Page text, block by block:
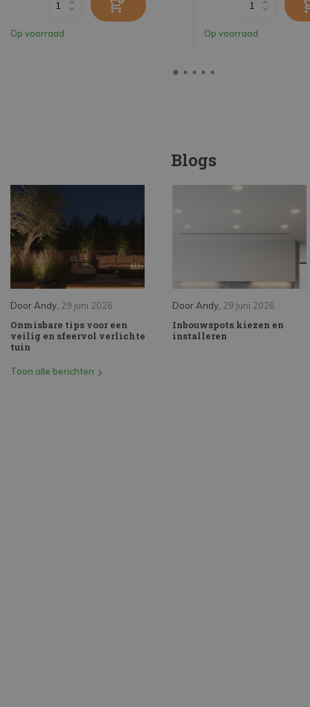
Op voorraad Op voorraad
Blogs
DoorAndy, 29 juni 2026
Onmisbare tips voor een
veilig en sfeervol verlichte
tuin
DoorAndy, 29 juni 2026
Inbouwspots kiezen en
installeren
Toon alle berichten